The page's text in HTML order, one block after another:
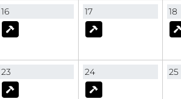
16 17 18
23 24 25